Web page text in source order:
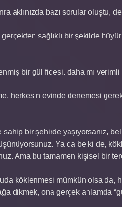
aklınızda bazı sorular oluştu,
sağlıklı bir şekilde
bir gül fidesi, daha mı verimli
herkesin evinde denemesi
sahip bir şehirde yaşıyorsanız,
Ya da belki de,
Ama bu tamamen kişisel bir
köklenmesi mümkün olsa da,
dikmek, ona gerçek anlamda